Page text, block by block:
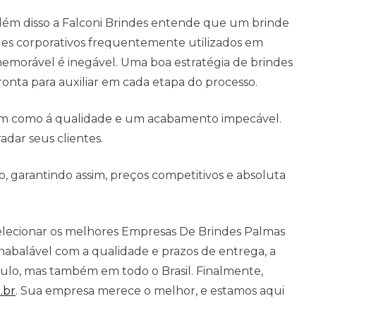
disso a Falconi Brindes entende que um brinde
corporativos frequentemente utilizados em
é inegável. Uma boa estratégia de brindes
para auxiliar em cada etapa do processo.
como á qualidade e um acabamento impecável.
seus clientes.
garantindo assim, preços competitivos e absoluta
os melhores Empresas De Brindes Palmas
com a qualidade e prazos de entrega, a
mas também em todo o Brasil. Finalmente,
. Sua empresa merece o melhor, e estamos aqui